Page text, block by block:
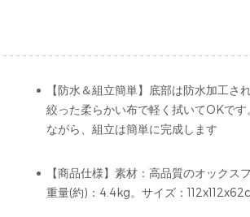
【防水＆組立簡単】底部は防水加工さ
絞った柔らかい布で軽く拭いてOKで
ながら、組立は簡単に完成します
【商品仕様】素材：高品質のオックス
重量(約)：4.4kg。サイズ：